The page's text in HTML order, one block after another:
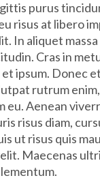
purus
risus at libero
In aliquet
Cras in
ipsum. Donec
rutrum
eu. Aenean
risus diam,
ut risus quis
Maecenas